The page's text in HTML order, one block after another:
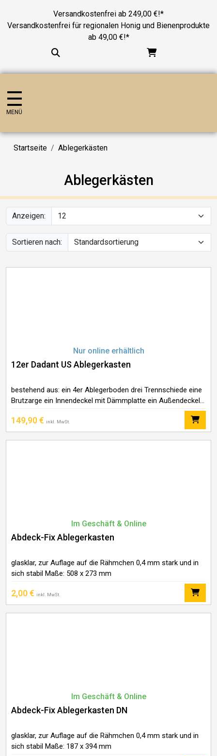
Versandkostenfrei ab 249,00 €!*
Versandkostenfrei für regionalen Honig und Bienenprodukte
ab 49,00 €!*
MENÜ
Startseite Ablegerkästen
Ablegerkästen
Anzeigen:
Sortieren nach:
Nur online erhältlich
12er Dadant US Ablegerkasten
bestehend aus: ein 4er Ablegerboden drei Trennschiede eine
Brutzarge ein Innendeckel mit Dämmplatte ein Außendeckel
mitbestellen
149,90€ inkl. MwSt.
Im Geschäft & Online
Abdeck-Fix Ablegerkasten
glasklar, zur Auflage auf die Rähmchen 0,4 mm stark und in
sich stabil Maße: 508 x 273 mm
2,00€ inkl. MwSt.
Im Geschäft & Online
Abdeck-Fix Ablegerkasten DN
glasklar, zur Auflage auf die Rähmchen 0,4 mm stark und in
sich stabil Maße: 187 x 394 mm